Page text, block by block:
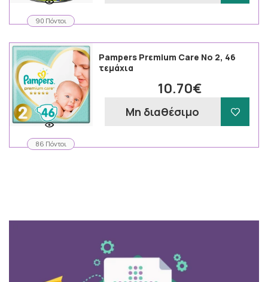
90 Πόντοι
86 Πόντοι
Pampers Prεmium Care Νο 2, 46
τεμάχια
10.70€
Μη διαθέσιμο